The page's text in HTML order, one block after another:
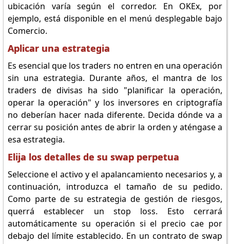
ubicación varía según el corredor. En OKEx, por
ejemplo, está disponible en el menú desplegable bajo
Comercio.
Aplicar una estrategia
Es esencial que los traders no entren en una operación
sin una estrategia. Durante años, el mantra de los
traders de divisas ha sido "planificar la operación,
operar la operación" y los inversores en criptografía
no deberían hacer nada diferente. Decida dónde va a
cerrar su posición antes de abrir la orden y aténgase a
esa estrategia.
Elija los detalles de su swap perpetua
Seleccione el activo y el apalancamiento necesarios y, a
continuación, introduzca el tamaño de su pedido.
Como parte de su estrategia de gestión de riesgos,
querrá establecer un stop loss. Esto cerrará
automáticamente su operación si el precio cae por
debajo del límite establecido. En un contrato de swap